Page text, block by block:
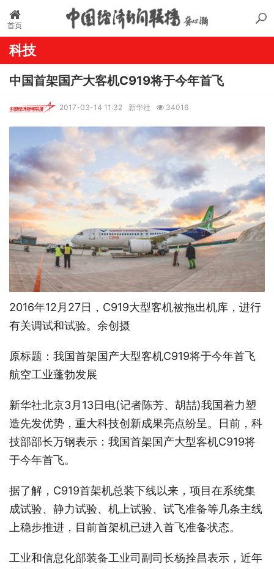
首页
科技
中国首架国产大客机C919将于今年首飞
2017-03-14 11:32 新华社 34016
2016年12月27日，C919大型客机被拖出机库，进行
有关调试和试验。余创摄
原标题：我国首架国产大型客机C919将于今年首飞
航空工业蓬勃发展
新华社北京3月13日电(记者陈芳、胡喆)我国着力塑
造先发优势，重大科技创新成果亮点纷呈。日前，科
技部部长万钢表示：我国首架国产大型客机C919将
于今年首飞。
据了解，C919首架机总装下线以来，项目在系统集
成试验、静力试验、机上试验、试飞准备等几条主线
上稳步推进，目前首架机已进入首飞准备状态。
工业和信息化部装备工业司副司长杨拴昌表示，近年